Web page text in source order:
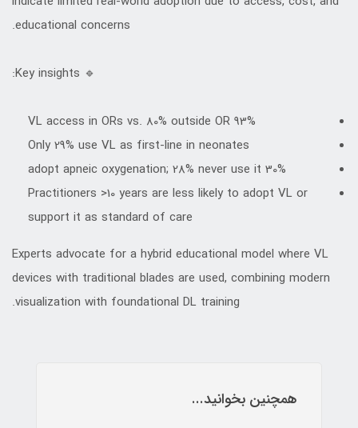
educational concerns.
🔹 Key insights:
93% VL access in ORs vs. 80% outside OR
Only 29% use VL as first-line in neonates
30% adopt apneic oxygenation; 28% never use it
Practitioners >10 years are less likely to adopt VL or
support it as standard of care
Experts advocate for a hybrid educational model where VL
devices with traditional blades are used, combining modern
visualization with foundational DL training.
همچنین بخوانید...